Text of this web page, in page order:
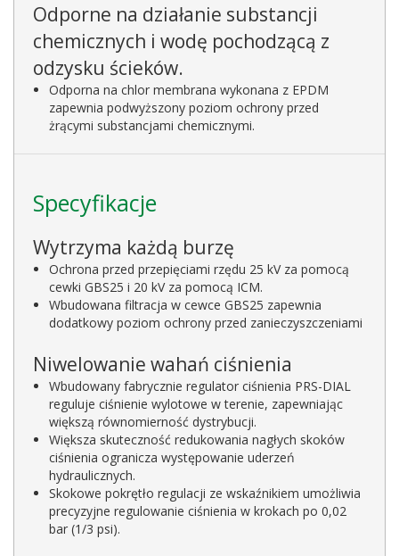
Odporne na działanie substancji
chemicznych i wodę pochodzącą z
odzysku ścieków.
Odporna na chlor membrana wykonana z EPDM
zapewnia podwyższony poziom ochrony przed
żrącymi substancjami chemicznymi.
Specyfikacje
Wytrzyma każdą burzę
Ochrona przed przepięciami rzędu 25 kV za pomocą
cewki GBS25 i 20 kV za pomocą ICM.
Wbudowana filtracja w cewce GBS25 zapewnia
dodatkowy poziom ochrony przed zanieczyszczeniami
Niwelowanie wahań ciśnienia
Wbudowany fabrycznie regulator ciśnienia PRS-DIAL
reguluje ciśnienie wylotowe w terenie, zapewniając
większą równomierność dystrybucji.
Większa skuteczność redukowania nagłych skoków
ciśnienia ogranicza występowanie uderzeń
hydraulicznych.
Skokowe pokrętło regulacji ze wskaźnikiem umożliwia
precyzyjne regulowanie ciśnienia w krokach po 0,02
bar (1/3 psi).